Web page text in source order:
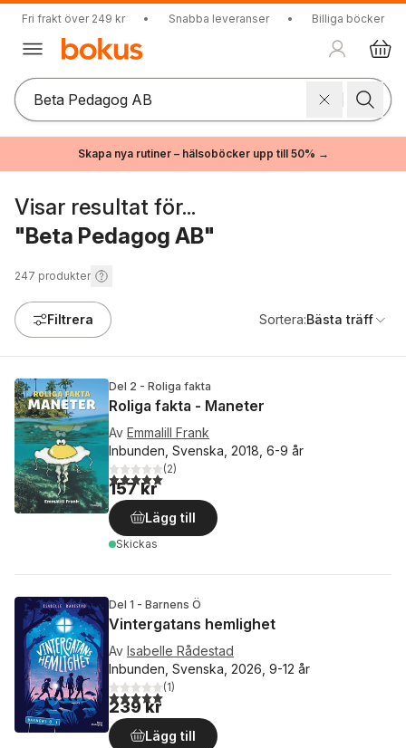
Fri frakt över 249 kr • Snabba leveranser • Billiga böcker
Skapa nya rutiner – hälsoböcker upp till 50% →
Visar resultat för...
"Beta Pedagog AB"
247 produkter
Filtrera Sortera:Bästa träff
Del 2 - Roliga fakta
Roliga fakta - Maneter
Av Emmalill Frank
Inbunden, Svenska, 2018, 6-9 år
5,0utav 5 stjärnor. Totalt antal röster:
(2)
157 kr
Lägg till
Skickas
Del 1 - Barnens Ö
Vintergatans hemlighet
Av Isabelle Rådestad
Inbunden, Svenska, 2026, 9-12 år
5,0utav 5 stjärnor. Totalt antal röster:
(1)
239 kr
Lägg till